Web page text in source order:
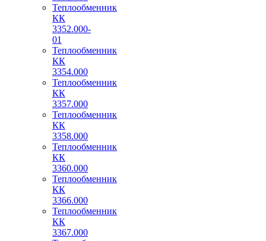
Теплообменник
КК
3352.000-
01
Теплообменник
КК
3354.000
Теплообменник
КК
3357.000
Теплообменник
КК
3358.000
Теплообменник
КК
3360.000
Теплообменник
КК
3366.000
Теплообменник
КК
3367.000